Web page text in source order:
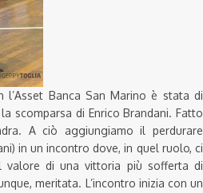
Banca San Marino è stata di
scomparsa di Enrico Brandani. Fatto
A ciò aggiungiamo il perdurare
in un incontro dove, in quel ruolo, ci
valore di una vittoria più sofferta di
meritata. L’incontro inizia con un